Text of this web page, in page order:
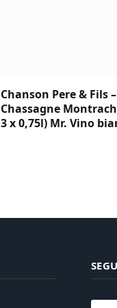
Chanson Pere & Fils –
Chassagne
3 x 0,75l) Mr. Vino